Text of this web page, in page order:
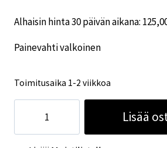
Alhaisin hinta 30 päivän aikana:
Painevahti valkoinen
Toimitusaika 1-2 viikkoa
valkoinen
määrä
Lisää